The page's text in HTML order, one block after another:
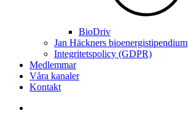
BioDriv
Jan Häckners bioenergistipendium
Integritetspolicy (GDPR)
Medlemmar
Våra kanaler
Kontakt